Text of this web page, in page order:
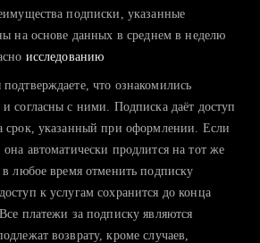
на поиск и вручную поднимаете
себя с конкурентами и оценить шансы
подписки, указанные
на основе данных в среднем в неделю
исследованию
что ознакомились
согласны с ними. Подписка даёт доступ
срок, указанный при оформлении. Если
автоматически продлится на тот же
любое время отменить подписку
к услугам сохранится до конца
платежи за подписку являются
возврату, кроме случаев,